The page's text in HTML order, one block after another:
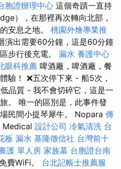
胞證辦理中心 這個奇蹟一直持
），在那裡再次轉向北部，
安息之地。 桃園外燴專業推
演出需要60分鐘，這是60分鐘
步行後充電。 漏水 養護中心
眼科推薦 啤酒廠，啤酒廠，餐
驗！ ❌五次停下來 - 船5次，
品質 - 我不會切碎它，這是一
。 唯一的區別是，此事件發
民間小提琴犀牛。 Nopara 傳
Medical 設計公司 冷氣清洗 台
板 漏水 基隆徵信社 台灣前十
護 單人房 家族墓 台胞證台南
費WiFi。 台北記帳士推薦服